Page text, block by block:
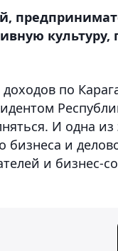
по
И одна
и
и бизнес-